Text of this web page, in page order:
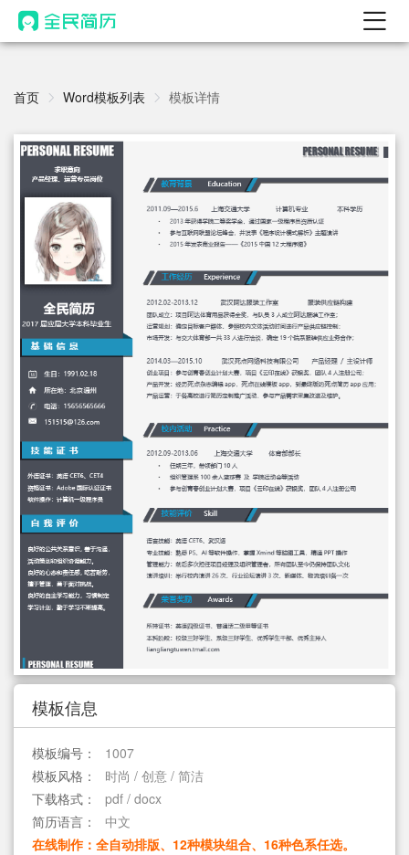
AI 简历工具 热门
AI 生成简历
AI 优化简历
AI 翻译简历
AI 诊断简历
AI 模拟面试
面试自我介绍
AI 职场工具 New
简历模板
简历教程
登录 / 注册
首页 Word模板列表 模板详情
模板信息
模板编号：
1007
模板风格：
时尚 / 创意 / 简洁
下载格式：
pdf / docx
简历语言：
中文
在线制作：全自动排版、12种模块组合、16种色系任选。